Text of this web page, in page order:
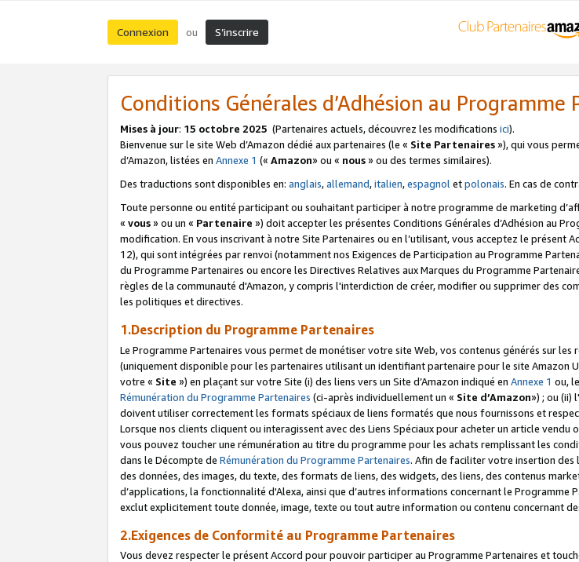
Connexion ou S’inscrire
Conditions Générales d’Adhésion au Programme
Mises à jour: 15 octobre 2025 (Partenaires actuels, découvrez les modifications ici).
Bienvenue sur le site Web d’Amazon dédié aux partenaires (le « Site Partenaires»), qui vous
d’Amazon, listées en Annexe 1 (« Amazon» ou « nous» ou des termes similaires).
Des traductions sont disponibles en: anglais,allemand,italien,espagnoletpolonais. En cas de
Toute personne ou entité participant ou souhaitant participer à notre programme de marketing
« vous» ou un « Partenaire ») doit accepter les présentes Conditions Générales d’Adhésion au
modification. En vous inscrivant à notre Site Partenaires ou en l’utilisant, vous acceptez le présent
12), qui sont intégrées par renvoi (notamment nos Exigences de Participation au Programme
du Programme Partenaires ou encore les Directives Relatives aux Marques du Programme
règles de la communauté d'Amazon, y compris l'interdiction de créer, modifier ou supprimer des
les politiques et directives.
1.Description du Programme Partenaires
Le Programme Partenaires vous permet de monétiser votre site Web, vos contenus générés sur
(uniquement disponible pour les partenaires utilisant un identifiant partenaire pour le site Amazon
votre « Site ») en plaçant sur votre Site (i) des liens vers un Site d’Amazon indiqué en Annexe 1 ou,
Rémunération du Programme Partenaires (ci-après individuellement un « Site d’Amazon») ; ou (ii)
doivent utiliser correctement les formats spéciaux de liens formatés que nous fournissons et
Lorsque nos clients cliquent ou interagissent avec des Liens Spéciaux pour acheter un article
vous pouvez toucher une rémunération au titre du programme pour les achats remplissant les
dans le Décompte de Rémunération du Programme Partenaires. Afin de faciliter votre insertion des
des données, des images, du texte, des formats de liens, des widgets, des liens, des contenus
d’applications, la fonctionnalité d'Alexa, ainsi que d’autres informations concernant le Programme
exclut explicitement toute donnée, image, texte ou tout autre information ou contenu concernant
2.Exigences de Conformité au Programme Partenaires
Vous devez respecter le présent Accord pour pouvoir participer au Programme Partenaires et